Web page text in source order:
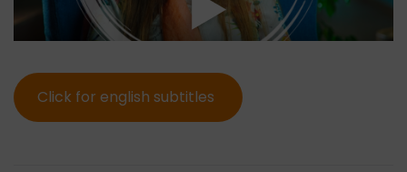
Click for english subtitles